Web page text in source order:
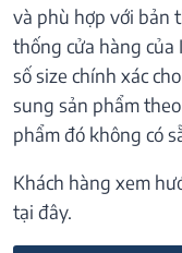
và phù hợp với bản
thống cửa hàng của
số size chính xác
sung sản phẩm
phẩm đó không có
Khách hàng xem
tại đây.